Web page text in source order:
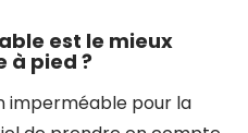
est le mieux
à pied ?
imperméable pour la